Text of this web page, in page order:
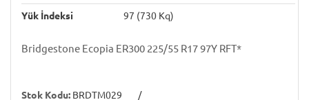
Yük İndeksi 97 (730 Kq)
Bridgestone Ecopia ER300 225/55 R17 97Y RFT*
Stok Kodu: BRDTM029
/